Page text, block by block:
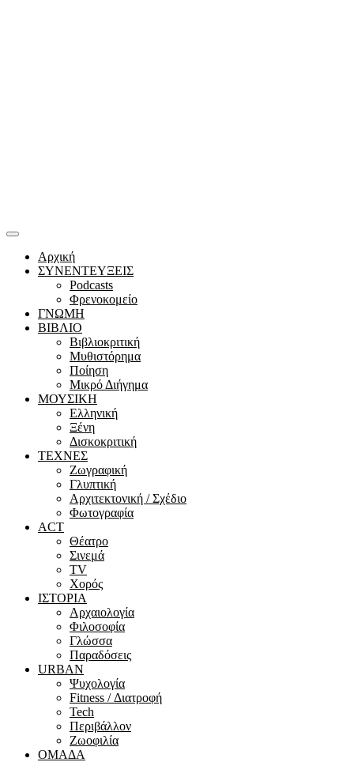
Αρχική
ΣΥΝΕΝΤΕΥΞΕΙΣ
Podcasts
Φρενοκομείο
ΓΝΩΜΗ
ΒΙΒΛΙΟ
Βιβλιοκριτική
Μυθιστόρημα
Ποίηση
Μικρό Διήγημα
ΜΟΥΣΙΚΗ
Ελληνική
Ξένη
Δισκοκριτική
ΤΕΧΝΕΣ
Ζωγραφική
Γλυπτική
Αρχιτεκτονική / Σχέδιο
Φωτογραφία
ACT
Θέατρο
Σινεμά
ΤV
Χορός
ΙΣΤΟΡΙΑ
Αρχαιολογία
Φιλοσοφία
Γλώσσα
Παραδόσεις
URBAN
Ψυχολογία
Fitness / Διατροφή
Tech
Περιβάλλον
Ζωοφιλία
ΟΜΑΔΑ